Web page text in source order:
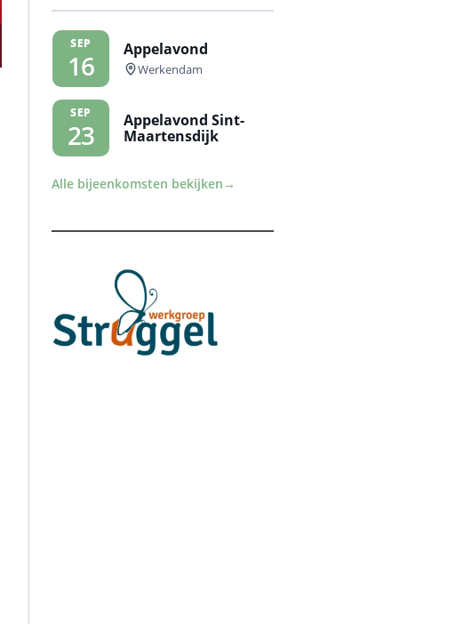
SEP
16
Appelavond
Werkendam
SEP
23
Appelavond Sint-
Maartensdijk
Alle bijeenkomsten bekijken →